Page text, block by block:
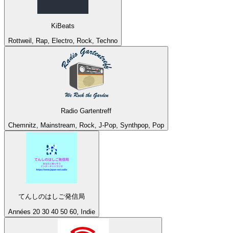
KiBeats
Rottweil, Rap, Electro, Rock, Techno
Radio Gartentreff
Chemnitz, Mainstream, Rock, J-Pop, Synthpop, Pop
てんしのはしご発信局
Années 20 30 40 50 60, Indie